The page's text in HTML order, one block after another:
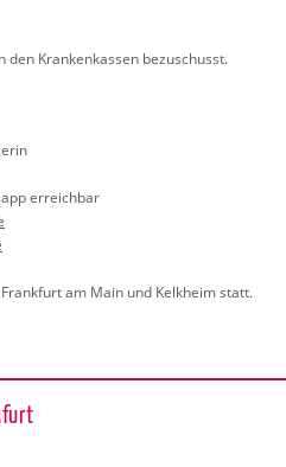
Kran­ken­kas­sen be­zu­schusst.
er­reich­bar
am Main und Kelk­heim statt.